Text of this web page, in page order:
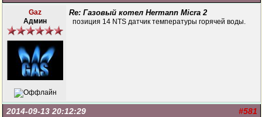
Gaz
Админ
Re: Газовый котел Hermann Micra 2
позиция 14 NTS датчик температуры горячей воды.
#581
2014-09-13 20:12:29